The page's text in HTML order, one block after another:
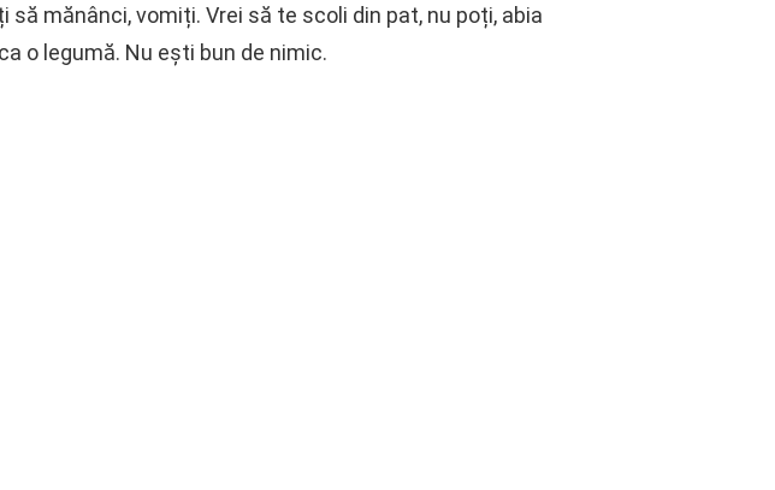
mănânci, vomiți. Vrei să te scoli din pat, nu poți, abia
o legumă. Nu ești bun de nimic.